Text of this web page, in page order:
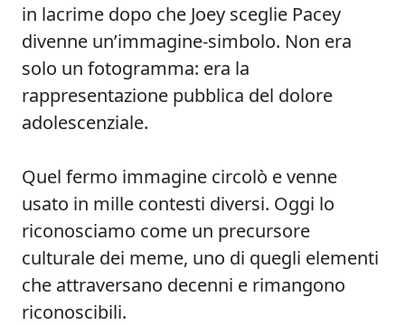
in lacrime dopo che Joey sceglie Pacey
divenne un’immagine-simbolo. Non era
solo un fotogramma: era la
rappresentazione pubblica del dolore
adolescenziale.
Quel fermo immagine circolò e venne
usato in mille contesti diversi. Oggi lo
riconosciamo come un precursore
culturale dei meme, uno di quegli elementi
che attraversano decenni e rimangono
riconoscibili.